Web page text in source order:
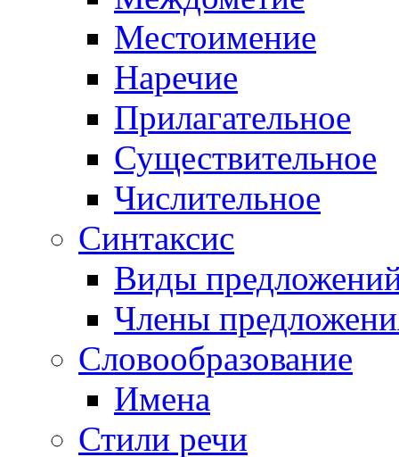
Местоимение
Наречие
Прилагательное
Существительное
Числительное
Синтаксис
Виды
Члены
Словообразование
Имена
Стили речи